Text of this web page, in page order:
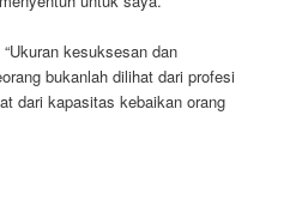
kesuksesan dan
bukanlah dilihat dari profesi
dari kapasitas kebaikan orang